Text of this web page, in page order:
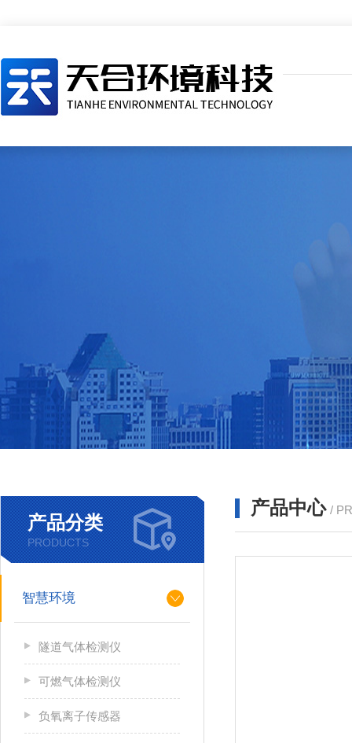
产品分类
PRODUCTS
智慧环境
隧道气体检测仪
可燃气体检测仪
负氧离子传感器
产品中心 /